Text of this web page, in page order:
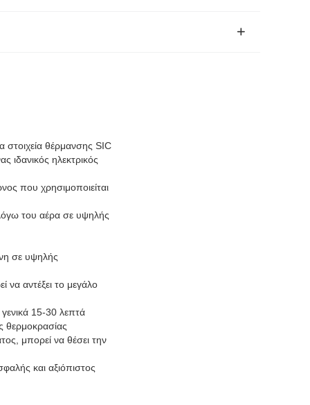
στοιχεία θέρμανσης SIC
ιδανικός ηλεκτρικός
που χρησιμοποιείται
λόγω του αέρα σε υψηλής
σε υψηλής
να αντέξει το μεγάλο
15-30 λεπτά
θερμοκρασίας
μπορεί να θέσει την
και αξιόπιστος